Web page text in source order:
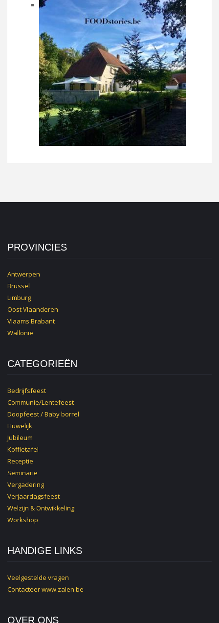
PROVINCIES
Antwerpen
Brussel
Limburg
Oost Vlaanderen
Vlaams Brabant
Wallonie
CATEGORIEËN
Bedrijfsfeest
Communie/Lentefeest
Doopfeest / Baby borrel
Huwelijk
Jubileum
Koffietafel
Receptie
Seminarie
Vergadering
Verjaardagsfeest
Welzijn & Ontwikkeling
Workshop
HANDIGE LINKS
Veelgestelde vragen
Contacteerwww.zalen.be
OVER ONS